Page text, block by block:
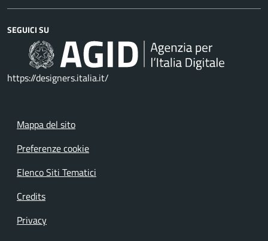
SEGUICI SU
https://designers.italia.it/
Mappa del sito
Preferenze cookie
Elenco Siti Tematici
Credits
Privacy